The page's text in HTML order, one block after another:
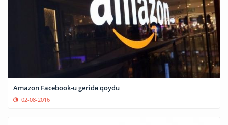
Amazon Facebook-u geridə qoydu
02-08-2016